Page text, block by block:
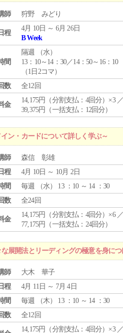
師 狩野 みどり
程
4月 10日 ～ 6月 26日
B Week
間
隔週 （水）
13：10～14：30／14：50～16：10
（1日2コマ）
数
全12回
金
14,175円（分割支払：4回分）×3
39,375円（一括支払：12回分）
ン・カードについて詳しく学ぶ～
師
森信 彰雄
程
4月 10日 ～ 10月 2日
間
毎週 （水） 13 ：10 ～ 14 ：30
数
全24回
金
14,175円（分割支払：4回分）×6
77,175円（一括支払：24回分）
展開法とリーディングの極意を身につ
師
大木 華子
程
4月 11日 ～ 7月 4日
間
毎週 （木） 13 ：10 ～ 14 ：30
数
全12回
14,175円（分割支払：4回分）×3